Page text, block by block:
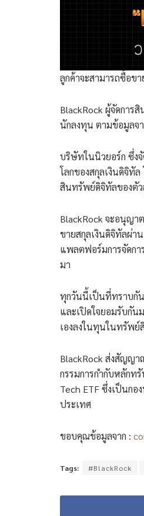
ลูกค้าจะสามารถซื้อข
BlackRock ผู้จัดการ
นักลงทุน ตามข้อมูลจ
บริษัทในนิวยอร์ก ซึ่ง
โลกของสกุลเงินดิจิทั
สินทรัพย์ดิจิทัลของตัว
BlackRock จะอนุญา
ขายสกุลเงินดิจิทัลผ่า
แพลตฟอร์มการจัดกา
มา
ทุกวันนี้เป็นที่ทราบกัน
และเปิดใจยอมรับกัน
เองลงในทุนในทรัพ
BlackRock ส่งสัญญา
กรรมการกำกับหลักท
Tech ETF ซึ่งเป็นก
ประเทศ
ขอบคุณข้อมูลจาก :
Tags: #BlackRock